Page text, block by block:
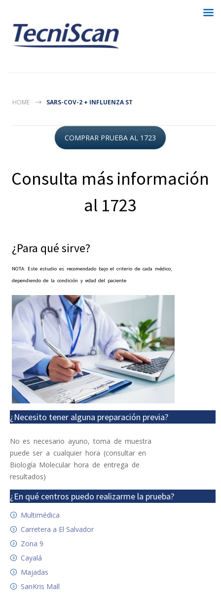
HOME SARS-COV-2 + INFLUENZA ST
COMPRAR PRUEBA AL 1723
Consulta más información
al 1723
¿Para qué sirve?
NOTA: Este estudio es recomendado bajo el criterio de cada médico,
dependiendo de la condición y edad del paciente
¿Necesito tener alguna preparación previa?
No es necesario ayuno, toma de muestra
puede ser a cualquier hora (consultar en
Biología Molecular hora de entrega de
resultados)
¿En qué centros puedo realizarme la prueba?
Multimédica
Carretera a El Salvador
Zona 9
Cayalá
Majadas
SanKris Mall